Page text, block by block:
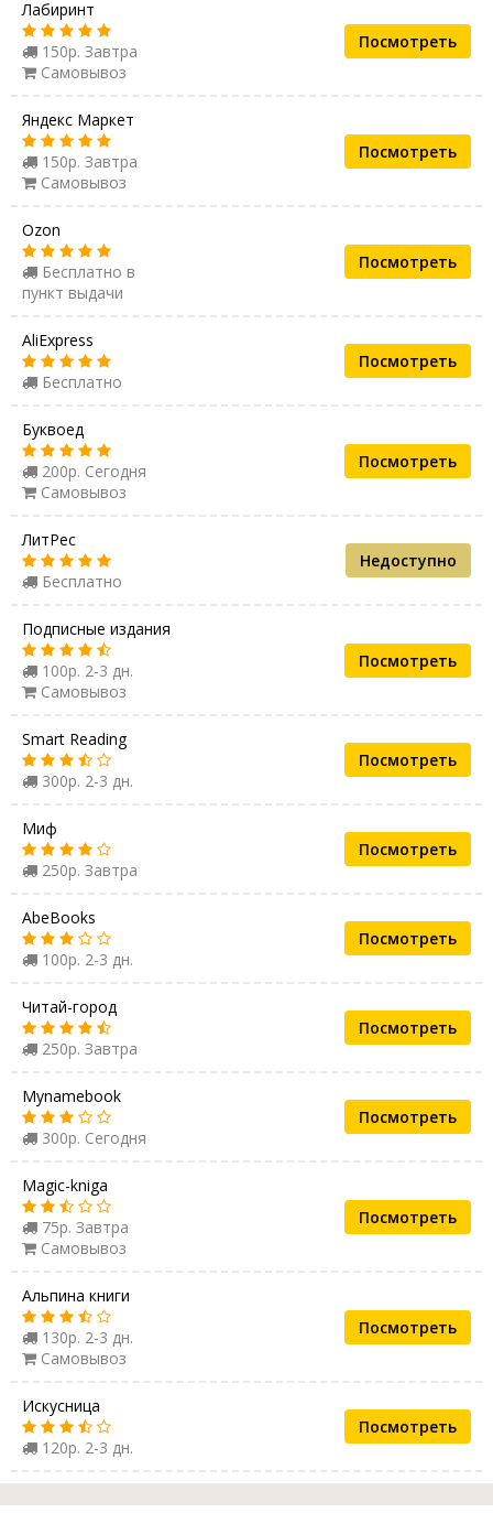
Лабиринт
150р. Завтра
Самовывоз
Посмотреть
Яндекс Маркет
150р. Завтра
Самовывоз
Посмотреть
Ozon
Бесплатно в
пункт выдачи
Посмотреть
AliExpress
Бесплатно
Посмотреть
Буквоед
200р. Сегодня
Самовывоз
Посмотреть
ЛитРес
Бесплатно
Недоступно
Подписные издания
100р. 2-3 дн.
Самовывоз
Посмотреть
Smart Reading
300р. 2-3 дн.
Посмотреть
Миф
250р. Завтра
Посмотреть
AbeBooks
100р. 2-3 дн.
Посмотреть
Читай-город
250р. Завтра
Посмотреть
Mynamebook
300р. Сегодня
Посмотреть
Magic-kniga
75р. Завтра
Самовывоз
Посмотреть
Альпина книги
130р. 2-3 дн.
Самовывоз
Посмотреть
Искусница
120р. 2-3 дн.
Посмотреть